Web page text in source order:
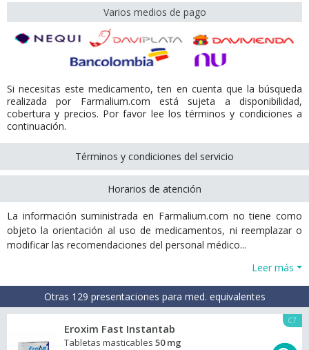
Varios medios de pago
Si necesitas este medicamento, ten en cuenta que la búsqueda
realizada por Farmalium.com está sujeta a disponibilidad,
cobertura y precios. Por favor lee los términos y condiciones a
continuación.
Términos y condiciones del servicio
Horarios de atención
La información suministrada en Farmalium.com no tiene como
objeto la orientación al uso de medicamentos, ni reemplazar o
modificar las recomendaciones del personal médico...
Leer más
Otras 129 presentaciones para med. equivalentes
C7
Eroxim Fast Instantab
Tabletas masticables 50 mg